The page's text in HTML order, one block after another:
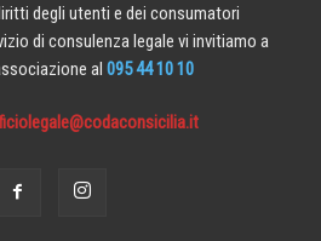
degli utenti e dei consumatori
di consulenza legale vi invitiamo a
al 095 44 10 10